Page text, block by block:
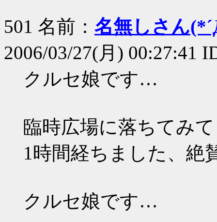
501 名前： 名無しさん
2006/03/27(月) 00:27:41
クルセ娘です…
臨時広場に落ちてみ
1時間経ちました、
クルセ娘です…